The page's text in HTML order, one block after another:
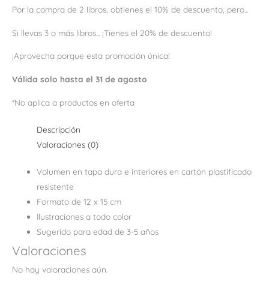
Por la compra de 2 libros, obtienes el 10% de descuento, pero...
Si llevas 3 o más libros... ¡Tienes el 20% de descuento!
¡Aprovecha porque esta promoción única!
Válida solo hasta el 31 de agosto
*No aplica a productos en oferta
Descripción
Valoraciones (0)
Volumen en tapa dura e interiores en cartón plastificado
resistente
Formato de 12 x 15 cm
Ilustraciones a todo color
Sugerido para edad de 3-5 años
Valoraciones
No hay valoraciones aún.